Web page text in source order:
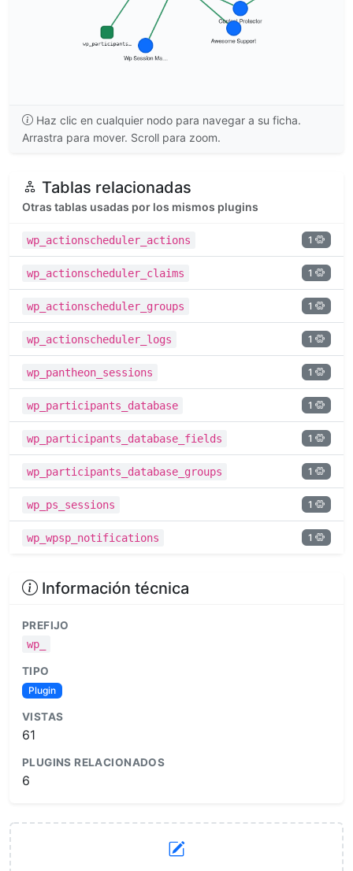
Haz clic en cualquier nodo para navegar a su ficha.
Arrastra para mover. Scroll para zoom.
Tablas relacionadas
Otras tablas usadas por los mismos plugins
wp_actionscheduler_actions 1
wp_actionscheduler_claims 1
wp_actionscheduler_groups 1
wp_actionscheduler_logs 1
wp_pantheon_sessions 1
wp_participants_database 1
wp_participants_database_fields 1
wp_participants_database_groups 1
wp_ps_sessions 1
wp_wpsp_notifications 1
Información técnica
PREFIJO
wp_
TIPO
Plugin
VISTAS
61
PLUGINS RELACIONADOS
6